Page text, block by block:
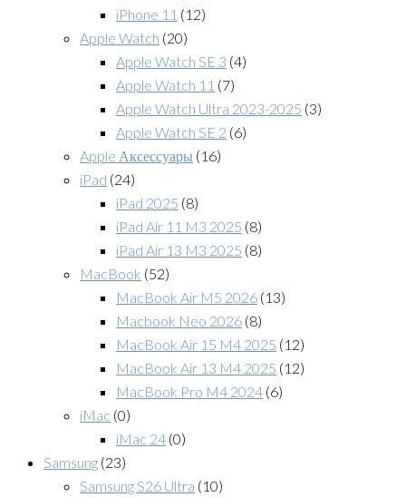
iPhone 11 (12)
Apple Watch (20)
Apple Watch SE 3 (4)
Apple Watch 11 (7)
Apple Watch Ultra 2023-2025 (3)
Apple Watch SE 2 (6)
Apple Аксессуары (16)
iPad (24)
iPad 2025 (8)
iPad Air 11 M3 2025 (8)
iPad Air 13 M3 2025 (8)
MacBook (52)
MacBook Air M5 2026 (13)
Macbook Neo 2026 (8)
MacBook Air 15 M4 2025 (12)
MacBook Air 13 M4 2025 (12)
MacBook Pro M4 2024 (6)
iMac (0)
iMac 24 (0)
Samsung (23)
Samsung S26 Ultra (10)